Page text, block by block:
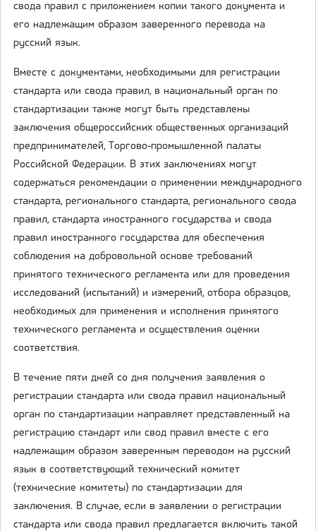
свода правил с приложением копии такого документа и
его надлежащим образом заверенного перевода на
русский язык.
Вместе с документами, необходимыми для регистрации
стандарта или свода правил, в национальный орган по
стандартизации также могут быть представлены
заключения общероссийских общественных организаций
предпринимателей, Торгово-промышленной палаты
Российской Федерации. В этих заключениях могут
содержаться рекомендации о применении международного
стандарта, регионального стандарта, регионального свода
правил, стандарта иностранного государства и свода
правил иностранного государства для обеспечения
соблюдения на добровольной основе требований
принятого технического регламента или для проведения
исследований (испытаний) и измерений, отбора образцов,
необходимых для применения и исполнения принятого
технического регламента и осуществления оценки
соответствия.
В течение пяти дней со дня получения заявления о
регистрации стандарта или свода правил национальный
орган по стандартизации направляет представленный на
регистрацию стандарт или свод правил вместе с его
надлежащим образом заверенным переводом на русский
язык в соответствующий технический комитет
(технические комитеты) по стандартизации для
заключения. В случае, если в заявлении о регистрации
стандарта или свода правил предлагается включить такой